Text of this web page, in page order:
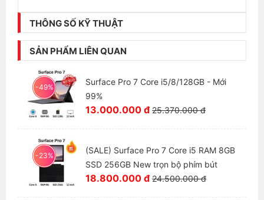
THÔNG SỐ KỸ THUẬT
SẢN PHẨM LIÊN QUAN
-49%
Surface Pro 7 Core i5/8/128GB - Mới
99%
13.000.000 đ 25.370.000 đ
-23%
(SALE) Surface Pro 7 Core i5 RAM 8GB
SSD 256GB New trọn bộ phím bút
18.800.000 đ 24.500.000 đ